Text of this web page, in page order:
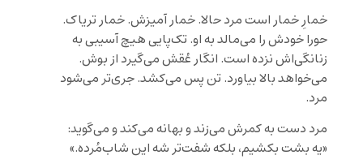
خمارِ خمار است مرد حالا. خمار آمیزش. خمار تریاک.
حورا خودش را می‌مالد به او. تک‌پایی هیچ آسیبی به
زنانگی‌اش نزده است. انگار عُقش می‌گیرد از بوش.
می‌خواهد بالا بیاورد. تن پس می‌کشد. جری‌تر می‌شود
مرد.
مرد دست به کمرش می‌زند و بهانه می‌کند و می‌گوید:
«یه بشت بکشیم، بلکه شفت‌تر شه این شاب‌مُرده.»